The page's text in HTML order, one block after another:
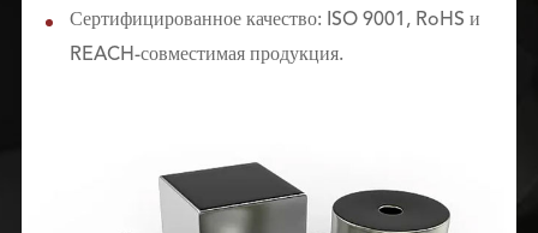
Сертифицированное качество: ISO 9001, RoHS и
REACH-совместимая продукция.